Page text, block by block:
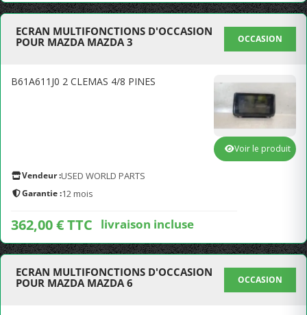
ECRAN MULTIFONCTIONS D'OCCASION
POUR MAZDA MAZDA 3
OCCASION
B61A611J0 2 CLEMAS 4/8 PINES
Vendeur :USED WORLD PARTS
Garantie :12 mois
362,00 € TTC livraison incluse
Voir le produit
ECRAN MULTIFONCTIONS D'OCCASION
POUR MAZDA MAZDA 6
OCCASION